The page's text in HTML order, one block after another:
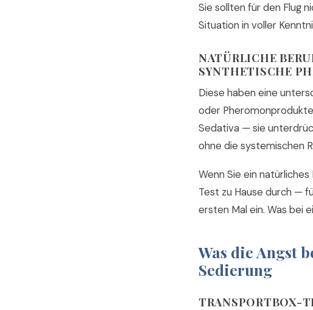
Sie sollten für den Flug
Situation in voller
NATÜRLICHE
SYNTHETISCHE
Diese haben eine
oder
Sedativa — sie
ohne die systemischen
Wenn Sie ein
Test zu Hause durch —
ersten Mal ein. Was bei
Was die Angst
Sedierung
TRANSPORTBOX-